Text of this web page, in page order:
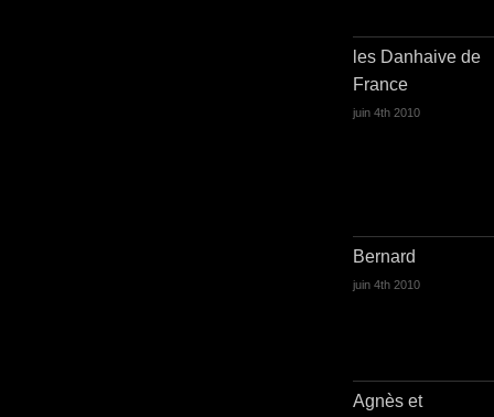
les Danhaive de
France
juin 4th 2010
Bernard
juin 4th 2010
Agnès et